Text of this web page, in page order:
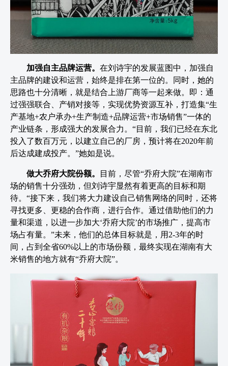
加强自主品牌运营。 在刘诗宇的发展蓝图中，加强自
主品牌的建设和运营，始终是排在第一位的。同时，她的
思路也十分清晰，就是结合上游厂商等一起来做。即：通
过强强联合、产销对接等，实现优势资源互补，打造集“生
产基地+农户承办+生产制造+品牌运营+市场销售”一体的
产业链条，形成强大的发展合力。“目前，我们已经在东北
投入了数百万元，以建立自己的厂房，预计将在2020年前
后达成建成投产。”她如是说。
做大乔府大院份额。
目前，尽管“乔府大院”在湖南市
场的销售十分强劲，但刘诗宇显然有着更高的目标和期
待。“接下来，我们将大力建设自己销售网络的同时，还将
寻找更多、更稳的合作商，进行合作。通过借助他们的力
量和渠道，以进一步加大‘乔府大院’的市场推广，提高市
场占有量。”未来，他们的总体目标就是，用2-3年的时
间，占到全省60%以上的市场份额，最终实现在湖南有大
米销售的地方就有“乔府大院”。